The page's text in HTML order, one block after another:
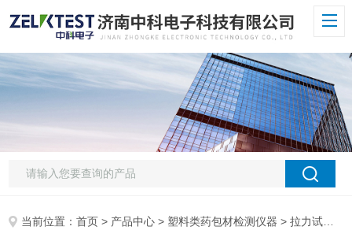
当前位置：首页 > 产品中心 > 塑料类药包材检测仪器 >拉力试验机